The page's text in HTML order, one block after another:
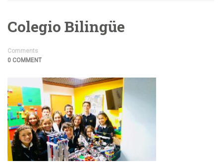
Colegio Bilingüe
Comments
0 COMMENT